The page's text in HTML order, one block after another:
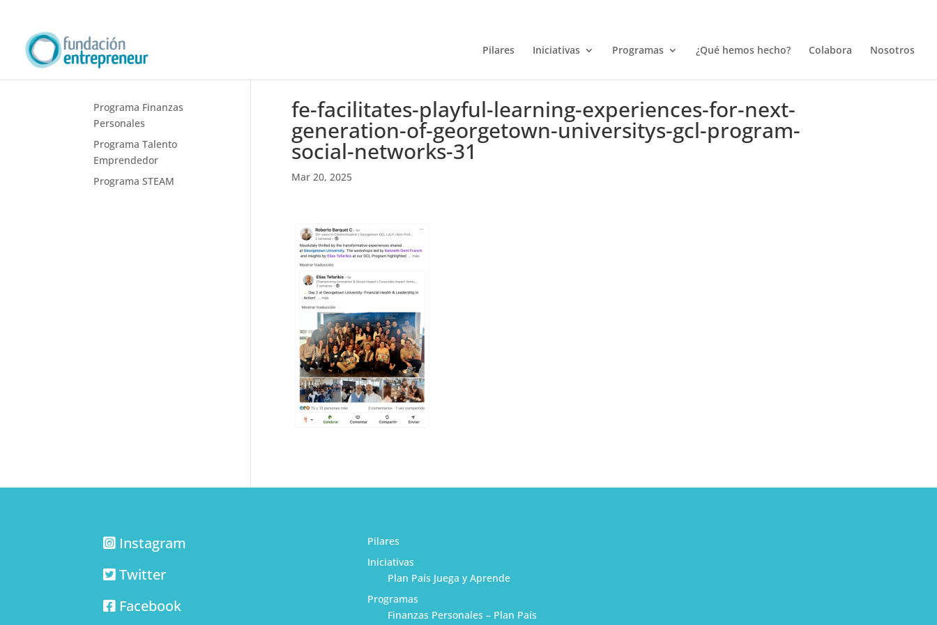
Pilares Iniciativas Programas ¿Qué hemos hecho? Colabora Nosotros
fe-facilitates-playful-learning-experiences-for-next-
generation-of-georgetown-universitys-gcl-program-
social-networks-31
Mar 20, 2025
Programa Finanzas
Personales
Programa Talento
Emprendedor
Programa STEAM
Instagram
Twitter
Facebook
Pilares
Iniciativas
Plan País Juega y Aprende
Programas
Finanzas Personales – Plan País